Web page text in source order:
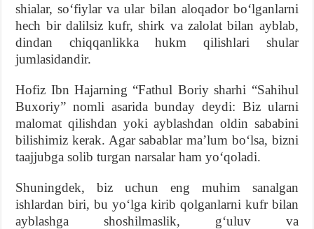
shialar, soʻfiylar va ular bilan aloqador boʻlganlarni
hech bir dalilsiz kufr, shirk va zalolat bilan ayblab,
dindan chiqqanlikka hukm qilishlari shular
jumlasidandir.
Hofiz Ibn Hajarning “Fathul Boriy sharhi “Sahihul
Buxoriy” nomli asarida bunday deydi: Biz ularni
malomat qilishdan yoki ayblashdan oldin sababini
bilishimiz kerak. Agar sabablar maʼlum boʻlsa, bizni
taajjubga solib turgan narsalar ham yoʻqoladi.
Shuningdek, biz uchun eng muhim sanalgan
ishlardan biri, bu yoʻlga kirib qolganlarni kufr bilan
ayblashga shoshilmaslik, gʻuluv va